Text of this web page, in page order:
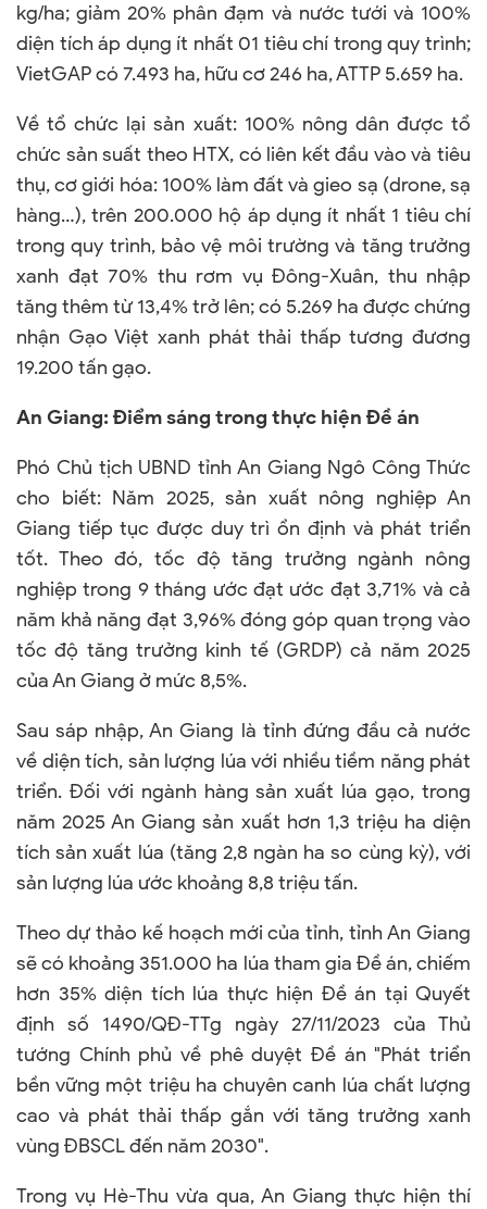
kg/ha; giảm 20% phân đạm và nước tưới và 100%
diện tích áp dụng ít nhất 01 tiêu chí trong quy trình;
VietGAP có 7.493 ha, hữu cơ 246 ha, ATTP 5.659 ha.
Về tổ chức lại sản xuất: 100% nông dân được tổ
chức sản suất theo HTX, có liên kết đầu vào và tiêu
thụ, cơ giới hóa: 100% làm đất và gieo sạ (drone, sạ
hàng…), trên 200.000 hộ áp dụng ít nhất 1 tiêu chí
trong quy trình, bảo vệ môi trường và tăng trưởng
xanh đạt 70% thu rơm vụ Đông-Xuân, thu nhập
tăng thêm từ 13,4% trở lên; có 5.269 ha được chứng
nhận Gạo Việt xanh phát thải thấp tương đương
19.200 tấn gạo.
An Giang: Điểm sáng trong thực hiện Đề án
Phó Chủ tịch UBND tỉnh An Giang Ngô Công Thức
cho biết: Năm 2025, sản xuất nông nghiệp An
Giang tiếp tục được duy trì ổn định và phát triển
tốt. Theo đó, tốc độ tăng trưởng ngành nông
nghiệp trong 9 tháng ước đạt ước đạt 3,71% và cả
năm khả năng đạt 3,96% đóng góp quan trọng vào
tốc độ tăng trưởng kinh tế (GRDP) cả năm 2025
của An Giang ở mức 8,5%.
Sau sáp nhập, An Giang là tỉnh đứng đầu cả nước
về diện tích, sản lượng lúa với nhiều tiềm năng phát
triển. Đối với ngành hàng sản xuất lúa gạo, trong
năm 2025 An Giang sản xuất hơn 1,3 triệu ha diện
tích sản xuất lúa (tăng 2,8 ngàn ha so cùng kỳ), với
sản lượng lúa ước khoảng 8,8 triệu tấn.
Theo dự thảo kế hoạch mới của tỉnh, tỉnh An Giang
sẽ có khoảng 351.000 ha lúa tham gia Đề án, chiếm
hơn 35% diện tích lúa thực hiện Đề án tại Quyết
định số 1490/QĐ-TTg ngày 27/11/2023 của Thủ
tướng Chính phủ về phê duyệt Đề án "Phát triển
bền vững một triệu ha chuyên canh lúa chất lượng
cao và phát thải thấp gắn với tăng trưởng xanh
vùng ĐBSCL đến năm 2030".
Trong vụ Hè-Thu vừa qua, An Giang thực hiện thí